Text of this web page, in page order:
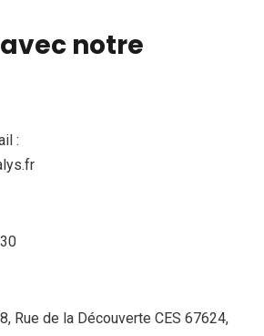
notre
:
Rue de la Découverte CES 67624,